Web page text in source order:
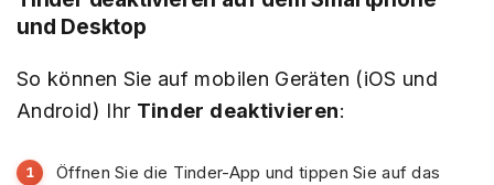
und Desktop
So können Sie auf mobilen Geräten (iOS und
Android) Ihr Tinder deaktivieren:
Öffnen Sie die Tinder-App und tippen Sie auf das